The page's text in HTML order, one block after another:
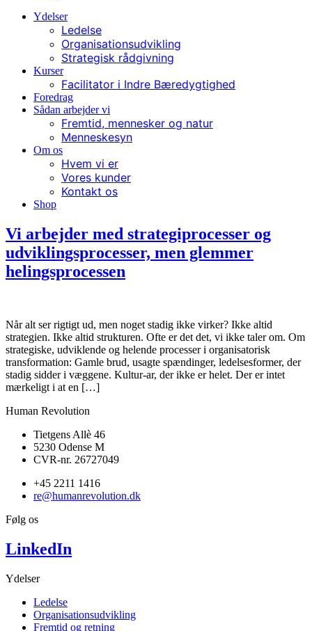
Ydelser
Ledelse
Organisationsudvikling
Strategisk rådgivning
Kurser
Facilitator i Indre Bæredygtighed
Foredrag
Sådan arbejder vi
Fremtid, mennesker og natur
Menneskesyn
Om os
Hvem vi er
Vores kunder
Kontakt os
Shop
Vi arbejder med strategiprocesser og
udviklingsprocesser, men glemmer
helingsprocessen
Når alt ser rigtigt ud, men noget stadig ikke virker? Ikke altid
strategien. Ikke altid strukturen. Ofte er det det, vi ikke taler om. Om
strategiske, udviklende og helende processer i organisatorisk
transformation: Gamle brud, usagte spændinger, ledelsesformer, der
stadig sidder i væggene. Kultur-ar, der ikke er helet. Der er intet
mærkeligt i at en […]
Human Revolution
Tietgens Allè 46
5230 Odense M
CVR-nr. 26727049
+45 2211 1416
re@humanrevolution.dk
Følg os
LinkedIn
Ydelser
Ledelse
Organisationsudvikling
Fremtid og retning